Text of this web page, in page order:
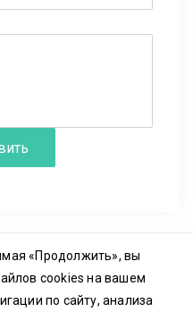
ИНН 7702437500
конфиденциальности
«Продолжить», вы
cookies на вашем
по сайту, анализа